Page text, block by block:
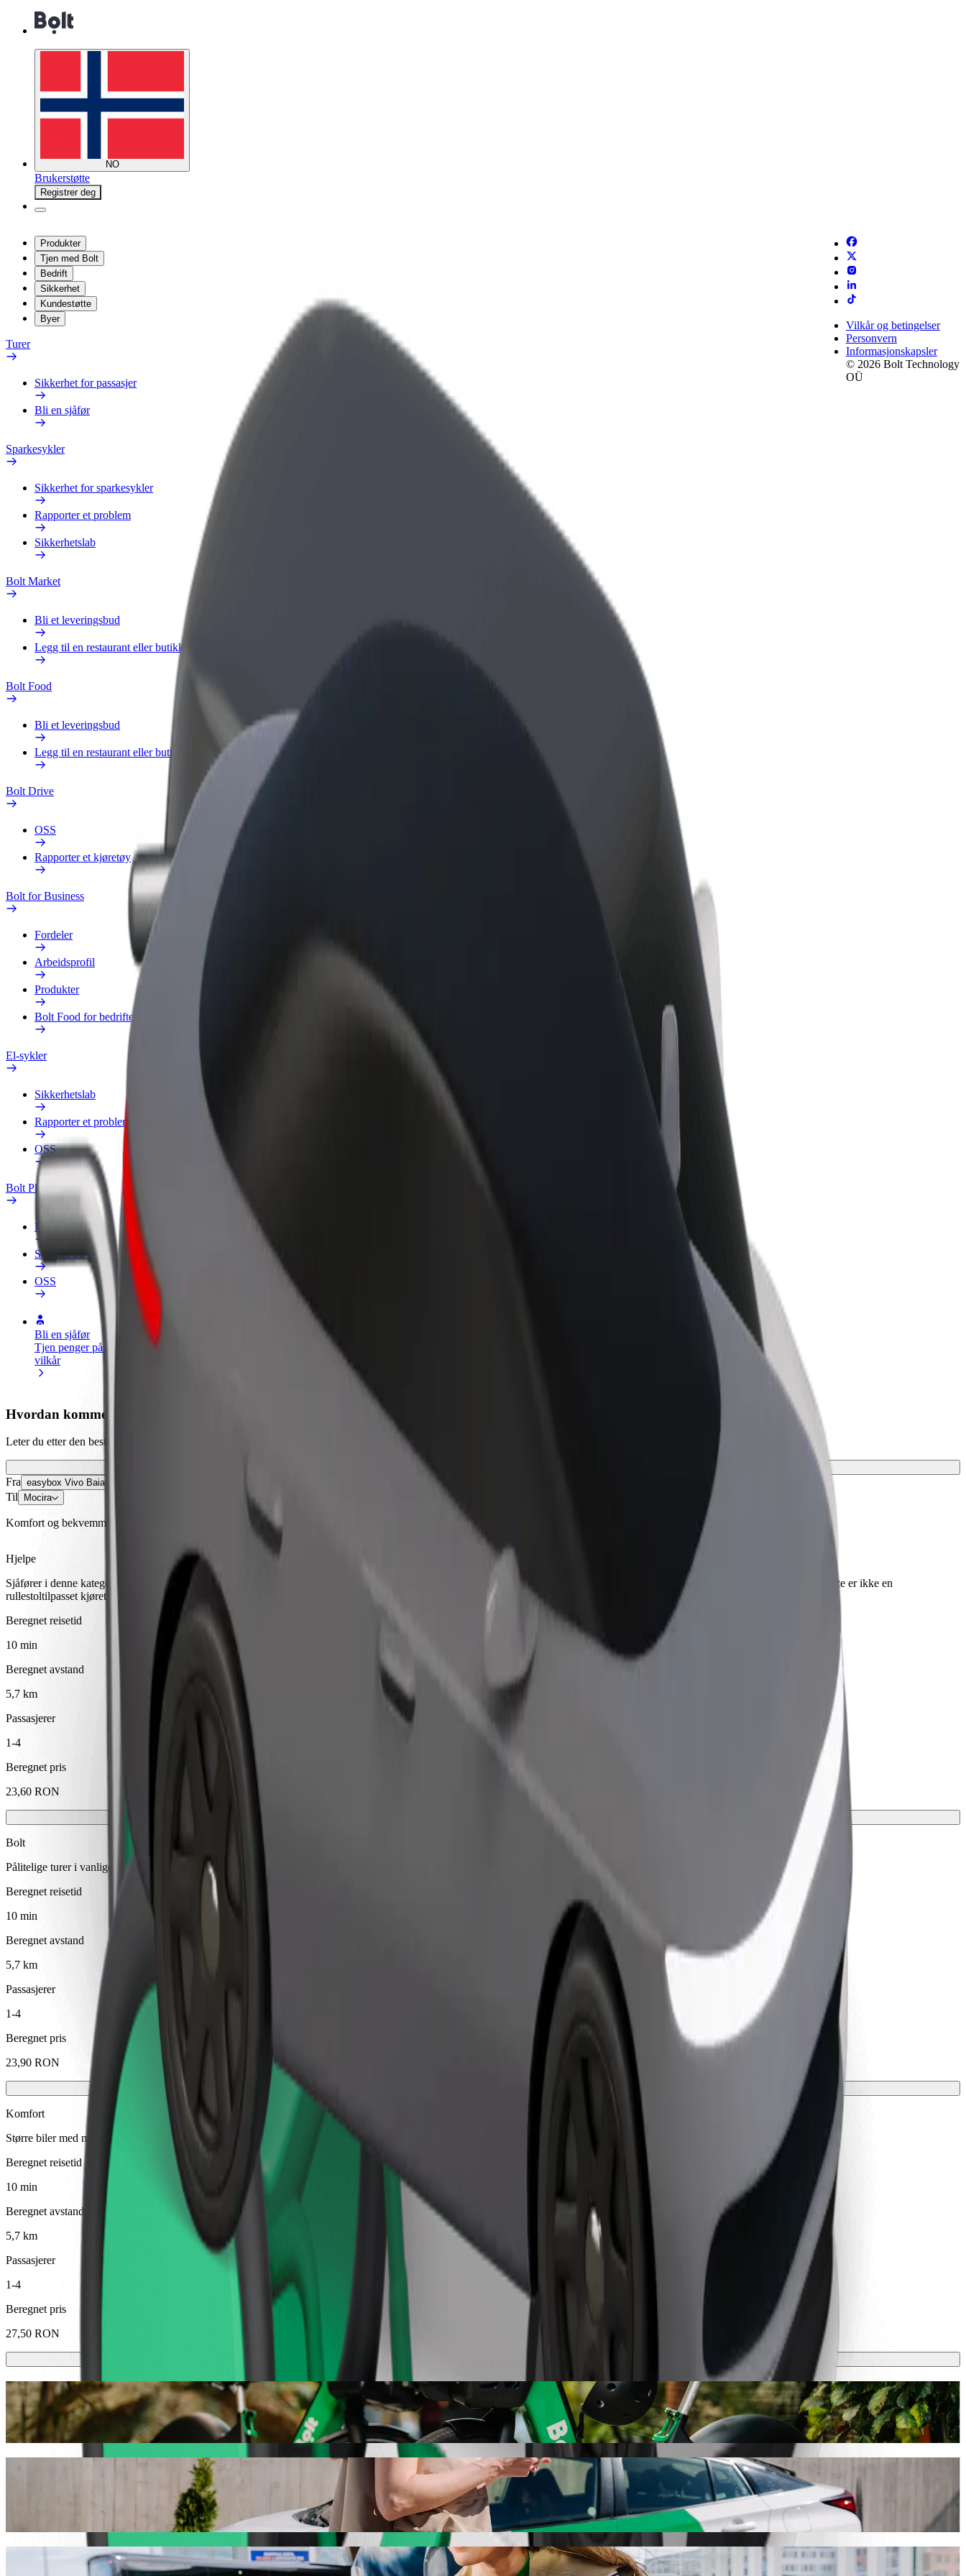
NO
Brukerstøtte
Registrer deg
Produkter
Tjen med Bolt
Bedrift
Sikkerhet
Kundestøtte
Byer
Turer
Sikkerhet for passasjer
Bli en sjåfør
Sparkesykler
Sikkerhet for sparkesykler
Rapporter et problem
Sikkerhetslab
Bolt Market
Bli et leveringsbud
Legg til en restaurant eller butikk
Bolt Food
Bli et leveringsbud
Legg til en restaurant eller butikk
Bolt Drive
OSS
Rapporter et kjøretøy
Bolt for Business
Fordeler
Arbeidsprofil
Produkter
Bolt Food for bedrifter
El-sykler
Sikkerhetslab
Rapporter et problem
OSS
Bolt Pluss
Fordeler
Slik blir du med
OSS
Bli en sjåfør
Tjen penger på egne
vilkår
Bli et leveringsbud
Lever mat og få betalt
Legg til en restaurant eller butikk
Nå ut til flere kunder og øk
Bolt-produkter og tjenester oppskalert for
Vilkår og betingelser
Personvern
Informasjonskapsler
© 2026 Bolt Technology
OÜ
Hvordan komme seg fra easybox Vivo Baia Mare til Mocira
Leter du etter den beste måten å reise fra easybox Vivo Baia Mare til Mocira? Utforsk tjenestene våre og finn den perfekte turen.
Fra easybox Vivo Baia Mare
Til Mocira
Komfort og bekvemmelighet er bare noen trykk unna!
Hjelpe
Sjåfører i denne kategorien kan hjelpe eldre og personer med funksjonsnedsettelser. Hvis du har spesielle ønsker, gi sjåføren beskjed før henting. Rullestoler må være sammenfoldet (dette er ikke en
rullestoltilpasset kjøretøy-tjeneste).
Beregnet reisetid
10 min
Beregnet avstand
5,7 km
Passasjerer
1-4
Beregnet pris
23,60 RON
Bolt
Pålitelige turer i vanlige, mellomstore biler.
Beregnet reisetid
10 min
Beregnet avstand
5,7 km
Passasjerer
1-4
Beregnet pris
23,90 RON
Komfort
Større biler med mer ben- og oppbevaringsplass
Beregnet reisetid
10 min
Beregnet avstand
5,7 km
Passasjerer
1-4
Beregnet pris
27,50 RON
Sparkesykler eller el-sykler
Kom deg rundt i Baia Mare med sparkesykler eller el-sykler
Last ned Bolt-appen
Reis fra easybox Vivo Baia Mare til Mocira med Bolt samkjøring
Vi anbefaler at du velger Bolt samkjøring hvis du leter etter den beste prisen for å reise til Mocira. Ved å bruke Bolt tar denne turen ca. 10 min og koster omtrent 23,60 RON RON. Uansett hva som skjer finner vi
det perfekte kjøretøyet til deg.
Bolt-tjenester for å reise fra easybox Vivo Baia Mare til Mocira